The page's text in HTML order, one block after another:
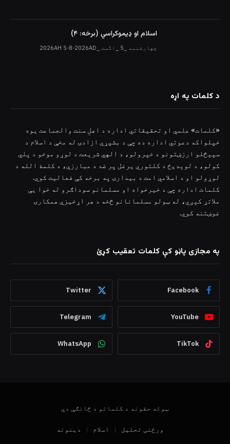
اسلام او ډیموکراسي (برخه: ۴)
چهارشنبه _5 _اگست _2026AH 5-8-2026AD
د کلمات په اړه
«کلمات» علمي او تحقیقاتي اداره د اهلِ سنت والجماعت یوه
خپلواکه دعوتي اداره ده چې د بشپړې ازادۍ له مخې د اسلام د
سپېڅلو ارزښتونو د خپرولو، د الهي شریعت د لوړو موخو د پلي
کولو، د لوېدیځ د کلتوري یرغل پر ضد د مبارزې، د کلمۀ الله د
لوړولو او د اسلامي امت د بیدارۍ په برخه کې فعالیت کوي.
کلمات اداره چې د خیرخواه او مسلمانو سوداګرو له خوا یې
ملاتړ کېږي، له ټولو مسلمانانو څخه د هر اړخیزې همکارۍ
غوښتنه کوي.
په مجازی پاڼو کې کلمات تعقیب کړئ
Facebook
Twitter
YouTube
Telegram
TikTok
WhatsApp
ټوله حقونه د کلماتو د څانګې دي
ورځنی تحلیل اسلام دینونه